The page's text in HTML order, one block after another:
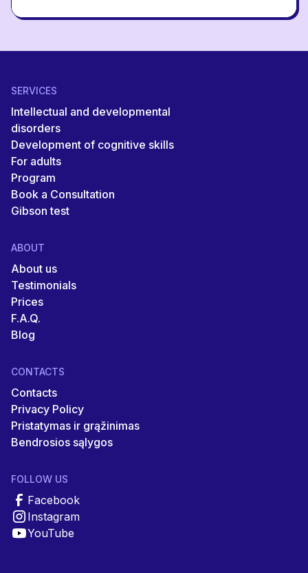
SERVICES
Intellectual and developmental
disorders
Development of cognitive skills
For adults
Program
Book a Consultation
Gibson test
ABOUT
About us
Testimonials
Prices
F.A.Q.
Blog
CONTACTS
Contacts
Privacy Policy
Pristatymas ir grąžinimas
Bendrosios sąlygos
FOLLOW US
Facebook
Instagram
YouTube